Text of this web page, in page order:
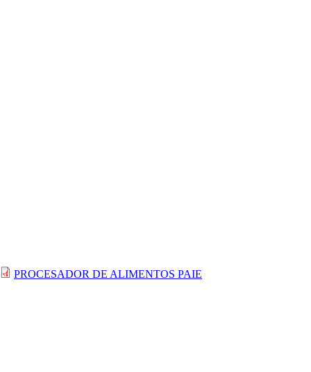
PROCESADOR DE ALIMENTOS PAIE